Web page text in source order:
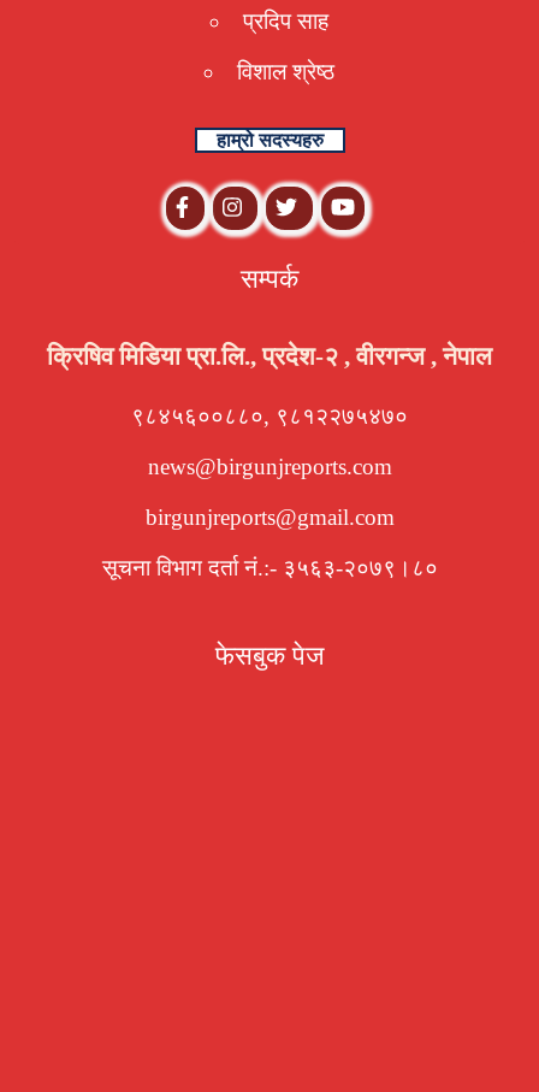
प्रदिप साह
विशाल श्रेष्ठ
हाम्रो सदस्यहरु
सम्पर्क
क्रिषिव मिडिया प्रा.लि., प्रदेश-२ , वीरगन्ज , नेपाल
९८४५६००८८०, ९८१२२७५४७०
news@birgunjreports.com
birgunjreports@gmail.com
सूचना विभाग दर्ता नं.:- ३५६३-२०७९।८०
फेसबुक पेज